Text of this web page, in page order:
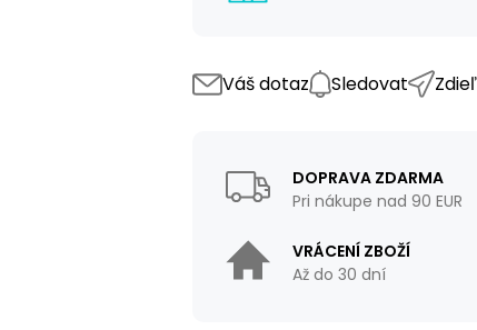
Váš dotaz Sledovat
DOPRAVA ZDARMA
Pri nákupe nad 90 EUR
VRÁCENÍ ZBOŽÍ
Až do 30 dní